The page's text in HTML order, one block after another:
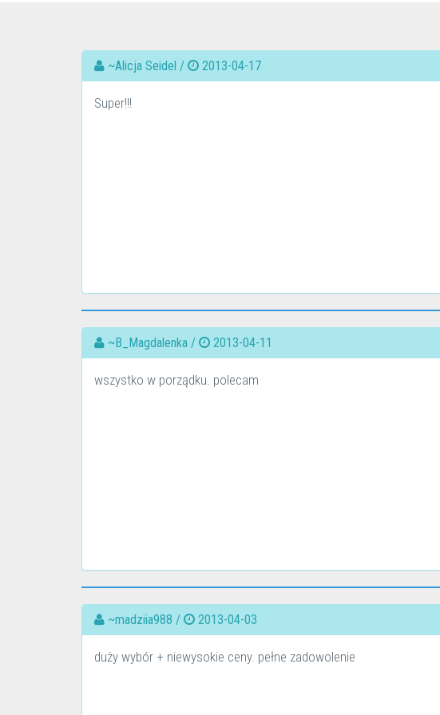
~Alicja Seidel / 2013-04-17
Super!!!
~B_Magdalenka / 2013-04-11
wszystko w porządku. polecam
~madziia988 / 2013-04-03
duży wybór + niewysokie ceny. pełne zadowolenie